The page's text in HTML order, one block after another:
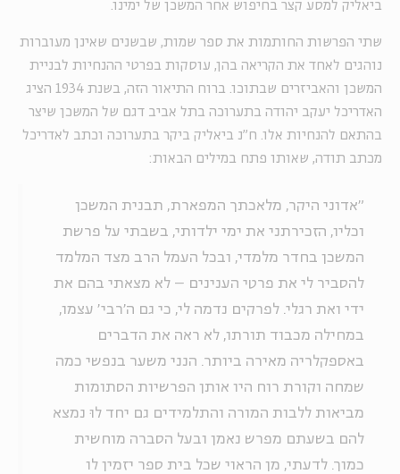
ביאליק למסע קצר בחיפוש אחר המשכן של ימינו.
שתי הפרשות החותמות את ספר שמות, שבשנים שאינן מעוברות
נוהגים לאחד את הקריאה בהן, עוסקות בפרטי ההנחיות לבניית
המשכן והאביזרים שבתוכו. ברוח התיאור הזה, בשנת 1934 הציג
האדריכל יעקב יהודה בתערוכה בתל אביב דגם של המשכן שיצר
בהתאם להנחיות אלו. ח"נ ביאליק ביקר בתערוכה וכתב לאדריכל
מכתב תודה, שאותו פתח במילים הבאות:
"אדוני היקר, מלאכתך המפארת, תבנית המשכן
וכליו, הזכירתני את ימי ילדותי, בשבתי על פרשת
המשכן בחדר מלמדי, ובכל העמל הרב מצד המלמד
להסביר לי את פרטי הענינים – לא מצאתי בהם את
ידי ואת רגלי. לפרקים נדמה לי, כי גם ה'רבי' עצמו,
במחילה מכבוד תורתו, לא ראה את הדברים
באספקלריה מאירה ביותר. הנני משער בנפשי כמה
שמחה וקורת רוח היו אותן הפרשיות הסתומות
מביאות ללבות המורה והתלמידים גם יחד לוּ נמצא
להם בשעתם מפרש נאמן ובעל הסברה מוחשית
כמוך. לדעתי, מן הראוי שכל בית ספר יזמין לו